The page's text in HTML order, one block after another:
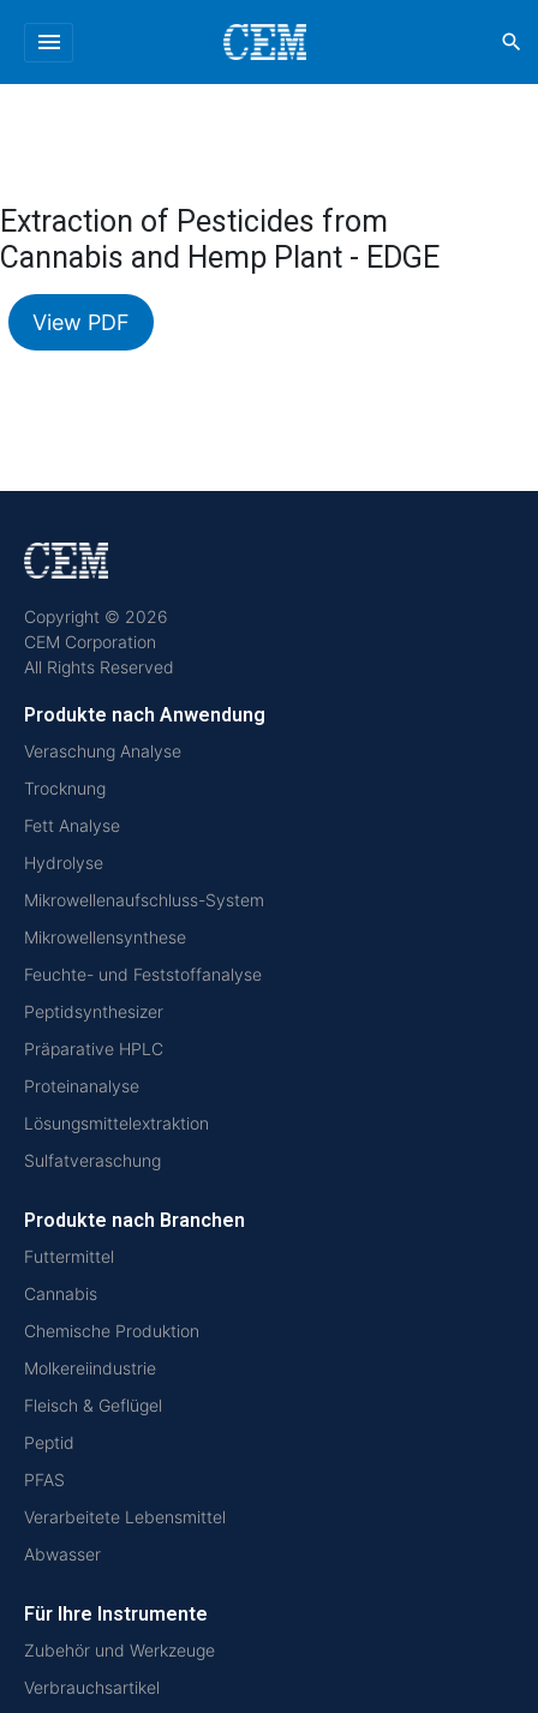
menu search
Extraction of Pesticides from
Cannabis and Hemp Plant - EDGE
View PDF
Copyright © 2026
CEM Corporation
All Rights Reserved
Produkte nach Anwendung
Veraschung Analyse
Trocknung
Fett Analyse
Hydrolyse
Mikrowellenaufschluss-System
Mikrowellensynthese
Feuchte- und Feststoffanalyse
Peptidsynthesizer
Präparative HPLC
Proteinanalyse
Lösungsmittelextraktion
Sulfatveraschung
Produkte nach Branchen
Futtermittel
Cannabis
Chemische Produktion
Molkereiindustrie
Fleisch & Geflügel
Peptid
PFAS
Verarbeitete Lebensmittel
Abwasser
Für Ihre Instrumente
Zubehör und Werkzeuge
Verbrauchsartikel